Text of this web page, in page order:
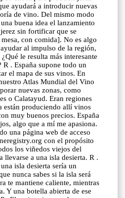
ayudará a introducir nuevas
de vino. Del mismo modo
buena idea el lanzamiento
sin fortificar que se
con comida]. No es algo
al impulso de la región,
le resulta más interesante
R . España supone todo un
el mapa de sus vinos. En
Atlas Mundial del Vino
nuevas zonas, como
o Calatayud. Eran regiones
están produciendo allí vinos
muy buenos precios. España
algo que a mí me apasiona.
una página web de acceso
con el propósito
los viñedos viejos del
llevarse a una isla desierta. R .
isla desierta sería un
nunca sabes si la isla será
te mantiene caliente, mientras
Y una botella abierta de ese